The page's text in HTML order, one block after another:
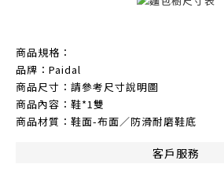
商品規格：
品牌：Paidal
商品尺寸：請參考尺寸說明圖
商品內容：鞋*1雙
商品材質：鞋面-布面／防滑耐磨鞋底
客戶服務